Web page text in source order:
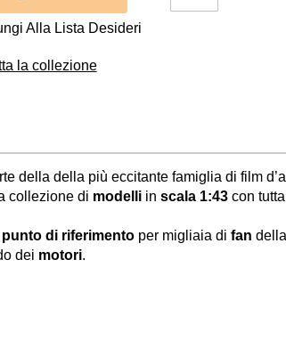
Alla Lista Desideri
la collezione
della della più eccitante famiglia di film
collezione di modelli in scala 1:43 con tutta
punto di riferimento per migliaia di fan
dei motori.